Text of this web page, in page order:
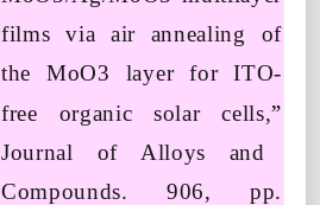
films via air annealing of
the MoO3 layer for ITO-
free organic solar cells,”
Journal of Alloys and
Compounds. 906, pp.